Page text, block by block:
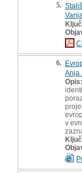
5.
6.
Anja
Opis:
v